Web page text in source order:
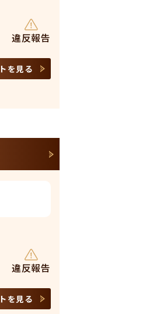
違反報告
を見る
違反報告
を見る